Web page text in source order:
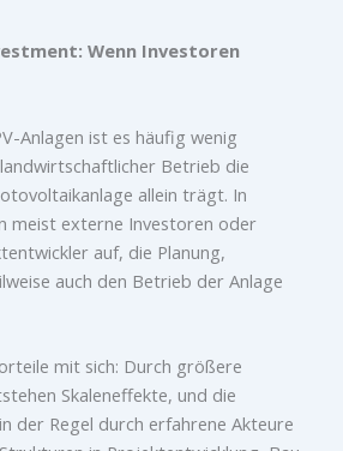
Wenn Investoren
Anlagen ist es häufig wenig
Betrieb die
allein trägt. In
meist externe Investoren oder
auf, die Planung,
auch den Betrieb der Anlage
mit sich: Durch größere
Skaleneffekte, und die
der Regel durch erfahrene Akteure